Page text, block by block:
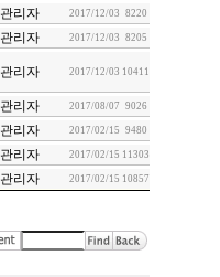
관리자 2017/12/03 8220
관리자 2017/12/03 8205
관리자 2017/12/03 10411
관리자 2017/08/07 9026
관리자 2017/02/15 9480
관리자 2017/02/15 11303
관리자 2017/02/15 10857